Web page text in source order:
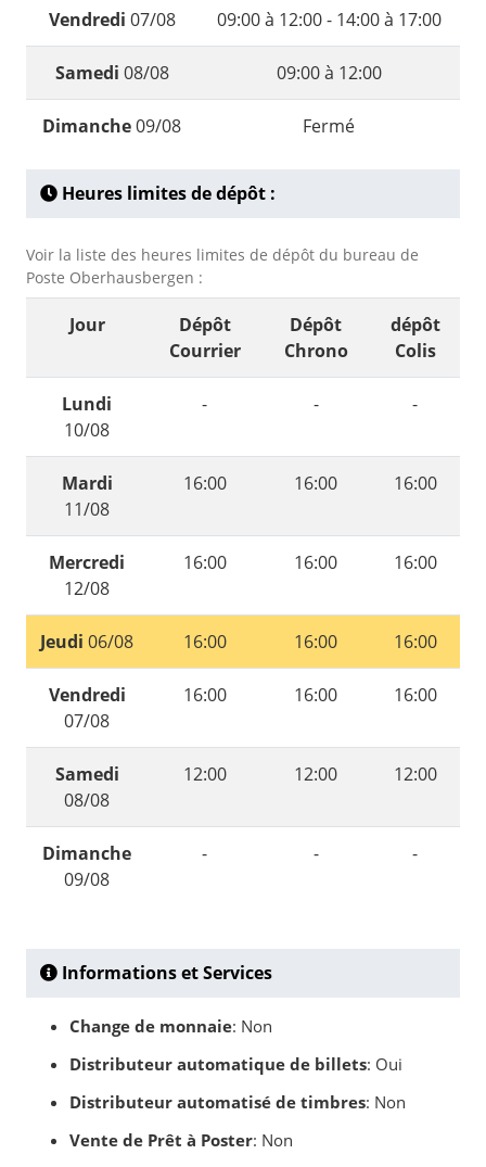
Vendredi 07/08 09:00 à 12:00 - 14:00 à 17:00
Samedi 08/08 09:00 à 12:00
Dimanche09/08 Fermé
Heures limites de dépôt :
Voir la liste des heures limites de dépôt du bureau de
Poste Oberhausbergen :
Jour
Dépôt
Courrier
Dépôt
Chrono
dépôt
Colis
Lundi
10/08
- - -
Mardi
11/08
16:00 16:00 16:00
Mercredi
12/08
16:00 16:00 16:00
Jeudi 06/08 16:00 16:00 16:00
Vendredi
07/08
16:00 16:00 16:00
Samedi
08/08
12:00 12:00 12:00
Dimanche
09/08
- - -
Informations et Services
Change de monnaie: Non
Distributeur automatique de billets: Oui
Distributeur automatisé de timbres: Non
Vente de Prêt à Poster: Non